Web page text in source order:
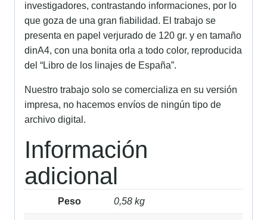
investigadores, contrastando informaciones, por lo
que goza de una gran fiabilidad. El trabajo se
presenta en papel verjurado de 120 gr. y en tamaño
dinA4, con una bonita orla a todo color, reproducida
del “Libro de los linajes de España”.
Nuestro trabajo solo se comercializa en su versión
impresa, no hacemos envíos de ningún tipo de
archivo digital.
Información
adicional
Peso 0,58 kg